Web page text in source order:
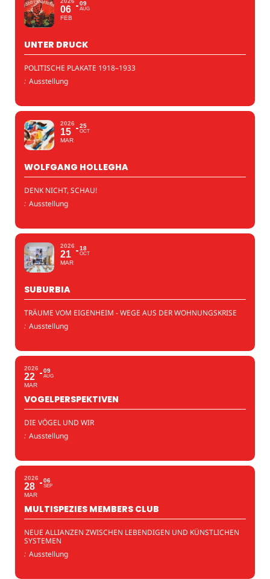
06
FEB
09
AUG
UNTER DRUCK
POLITISCHE PLAKATE 1918–1933
: Ausstellung
2026
15
MAR
25
OCT
WOLFGANG HOLLEGHA
DENK NICHT, SCHAU!
: Ausstellung
2026
21
MAR
18
OCT
SUBURBIA
TRÄUME VOM EIGENHEIM - WEGE AUS DER WOHNUNGSKRISE
: Ausstellung
2026
22
MAR
09
AUG
VOGELPERSPEKTIVEN
DIE VÖGEL UND WIR
: Ausstellung
2026
28
MAR
06
SEP
MULTISPEZIES MEMBERS CLUB
NEUE ALLIANZEN ZWISCHEN LEBENDIGEN UND KÜNSTLICHEN
SYSTEMEN
: Ausstellung